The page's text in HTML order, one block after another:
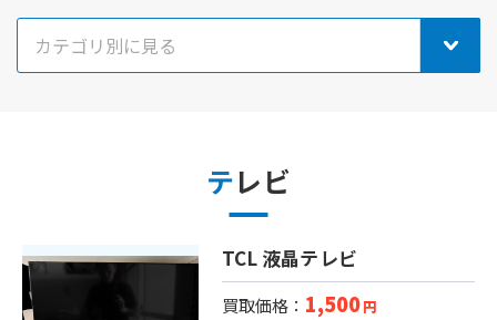
テレビ
TCL 液晶テレビ
買取価格： 1,500円